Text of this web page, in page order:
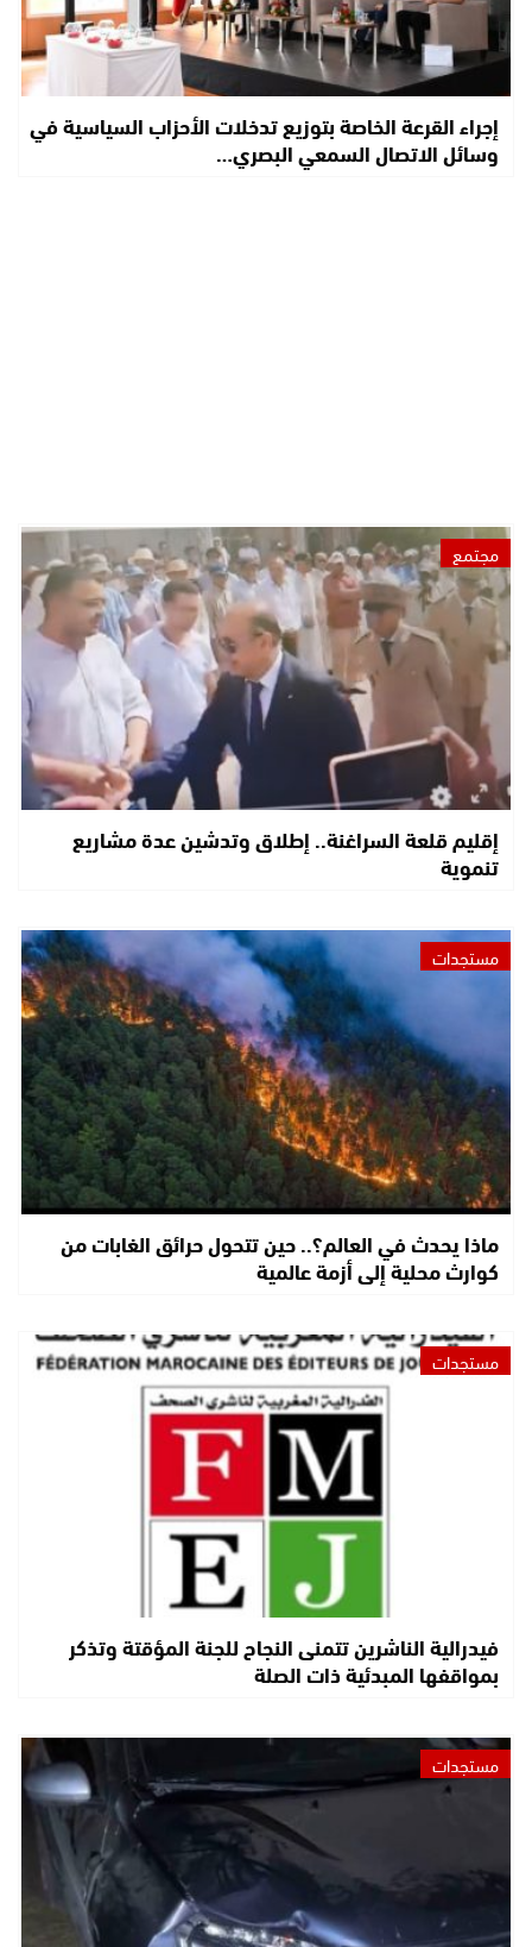
إجراء القرعة الخاصة بتوزيع تدخلات الأحزاب السياسية في
وسائل الاتصال السمعي البصري…
مجتمع
إقليم قلعة السراغنة.. إطلاق وتدشين عدة مشاريع
تنموية
مستجدات
ماذا يحدث في العالم؟.. حين تتحول حرائق الغابات من
كوارث محلية إلى أزمة عالمية
مستجدات
فيدرالية الناشرين تتمنى النجاح للجنة المؤقتة وتذكر
بمواقفها المبدئية ذات الصلة
مستجدات